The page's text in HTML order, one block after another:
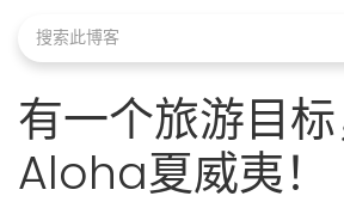
有一个旅游目
Aloha夏威夷！